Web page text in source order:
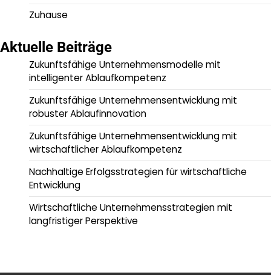
Zuhause
Aktuelle Beiträge
Zukunftsfähige Unternehmensmodelle mit
intelligenter Ablaufkompetenz
Zukunftsfähige Unternehmensentwicklung mit
robuster Ablaufinnovation
Zukunftsfähige Unternehmensentwicklung mit
wirtschaftlicher Ablaufkompetenz
Nachhaltige Erfolgsstrategien für wirtschaftliche
Entwicklung
Wirtschaftliche Unternehmensstrategien mit
langfristiger Perspektive